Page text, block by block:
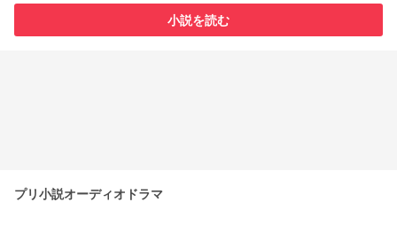
小説を読む
プリ小説オーディオドラマ